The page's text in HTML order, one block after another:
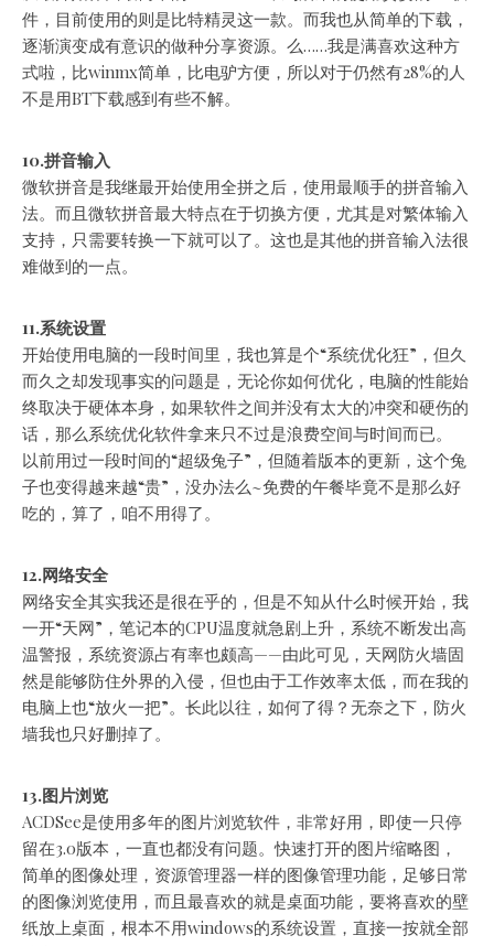
件，目前使用的则是比特精灵这一款。而我也从简单的下载，
逐渐演变成有意识的做种分享资源。么……我是满喜欢这种方
式啦，比winmx简单，比电驴方便，所以对于仍然有28%的人
不是用BT下载感到有些不解。
10.拼音输入
微软拼音是我继最开始使用全拼之后，使用最顺手的拼音输入
法。而且微软拼音最大特点在于切换方便，尤其是对繁体输入
支持，只需要转换一下就可以了。这也是其他的拼音输入法很
难做到的一点。
11.系统设置
开始使用电脑的一段时间里，我也算是个“系统优化狂”，但久
而久之却发现事实的问题是，无论你如何优化，电脑的性能始
终取决于硬体本身，如果软件之间并没有太大的冲突和硬伤的
话，那么系统优化软件拿来只不过是浪费空间与时间而已。
以前用过一段时间的“超级兔子”，但随着版本的更新，这个兔
子也变得越来越“贵”，没办法么~免费的午餐毕竟不是那么好
吃的，算了，咱不用得了。
12.网络安全
网络安全其实我还是很在乎的，但是不知从什么时候开始，我
一开“天网”，笔记本的CPU温度就急剧上升，系统不断发出高
温警报，系统资源占有率也颇高——由此可见，天网防火墙固
然是能够防住外界的入侵，但也由于工作效率太低，而在我的
电脑上也“放火一把”。长此以往，如何了得？无奈之下，防火
墙我也只好删掉了。
13.图片浏览
ACDSee是使用多年的图片浏览软件，非常好用，即使一只停
留在3.0版本，一直也都没有问题。快速打开的图片缩略图，
简单的图像处理，资源管理器一样的图像管理功能，足够日常
的图像浏览使用，而且最喜欢的就是桌面功能，要将喜欢的壁
纸放上桌面，根本不用windows的系统设置，直接一按就全部